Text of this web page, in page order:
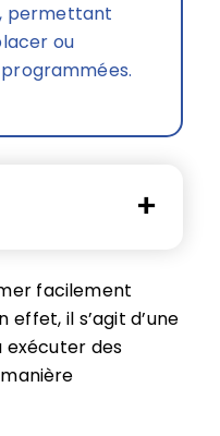
permettant
ou
facilement
effet, il s’agit d’une
exécuter des